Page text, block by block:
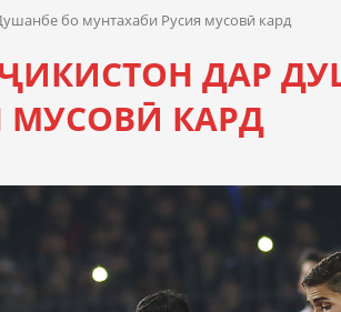
бо мунтахаби Русия мусовӣ кард
ДАР
МУСОВӢ КАРД